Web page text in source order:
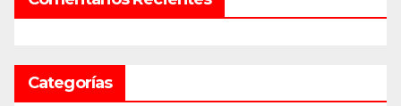
Categorías